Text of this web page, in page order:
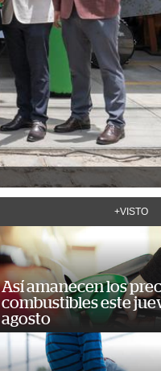
+VISTO
Así amanecen los
combustibles este
agosto